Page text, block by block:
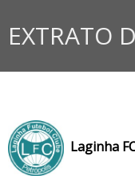
EXTRATO
Laginha